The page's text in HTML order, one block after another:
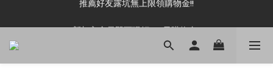
新加入會員即可現領 50元購物金!!